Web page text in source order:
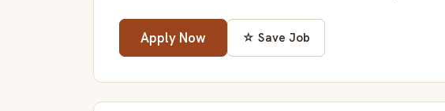
Apply Now ☆ Save Job